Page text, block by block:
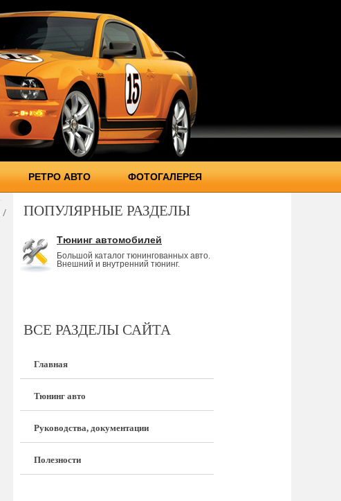
РЕТРО АВТО ФОТОГАЛЕРЕЯ
/ ПОПУЛЯРНЫЕ РАЗДЕЛЫ
Тюнинг автомобилей
Большой каталог тюнингованных авто.
Внешний и внутренний тюнинг.
ВСЕ РАЗДЕЛЫ САЙТА
Главная
Тюнинг авто
Руководства, документации
Полезности